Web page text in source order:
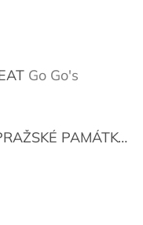
Go Go's
VYSTŘIHOVÁNKY - PRAŽSKÉ PAMÁTKY